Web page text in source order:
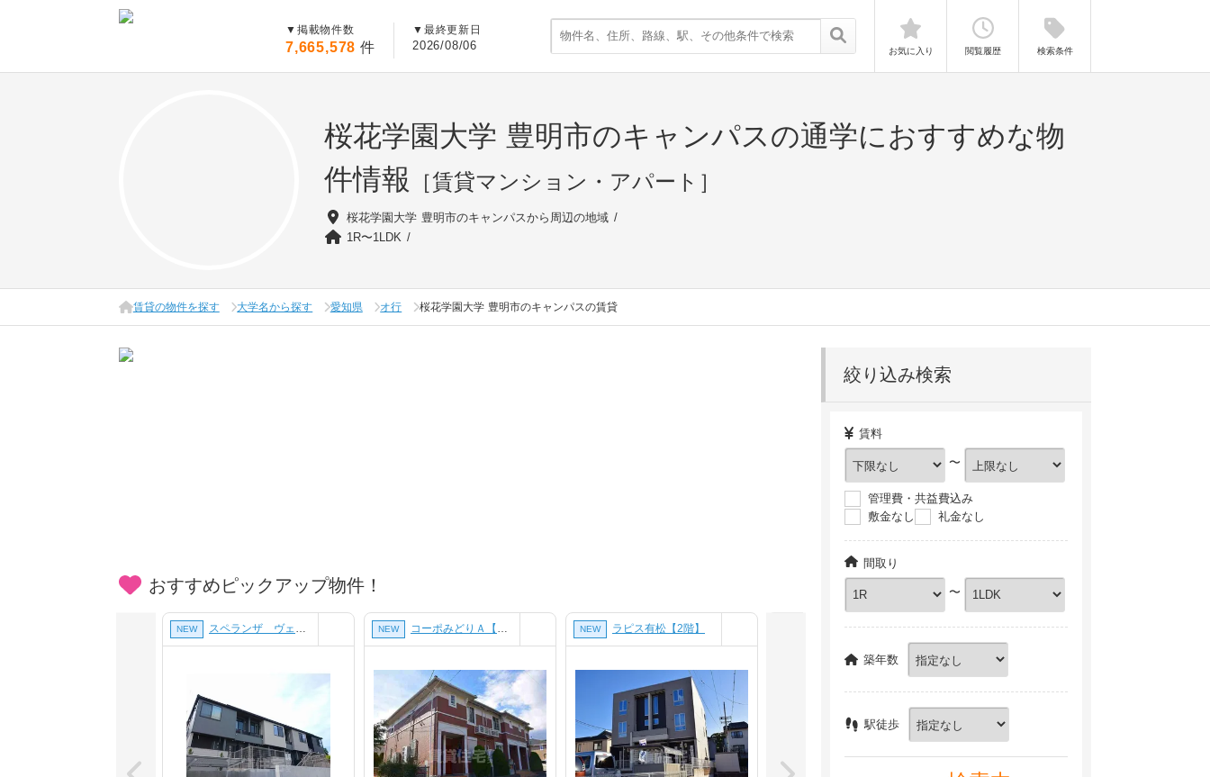
▼ 掲載物件数
7,665,578 件
▼ 最終更新日
2026/08/06 お気に入り 閲覧履歴 検索条件
桜花学園大学 豊明市のキャンパスの通学におすすめな物
件情報
［賃貸マンション・アパート］
桜花学園大学 豊明市のキャンパスから周辺の地域
1R〜1LDK
賃貸の物件を探す 大学名から探す 愛知県 オ行 桜花学園大学 豊明市のキャンパスの賃貸
おすすめピックアップ物件！
NEW スペランザ ヴェルデ【2階】 NEW コーポみどりＡ【2階】 NEW ラピス有松【2階】 ガーデンヒルズ上ノ山２【1階】 NEW CENT FORCE OKEHAZAMA【2階】
絞り込み検索
賃料
〜
管理費・共益費込み
敷金なし
礼金なし
間取り
〜
築年数
駅徒歩